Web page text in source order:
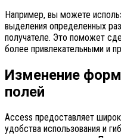
Например, вы можете
выделения определенных
получателе. Это поможет
более привлекательными и
Изменение
полей
Access предоставляет
удобства использования и